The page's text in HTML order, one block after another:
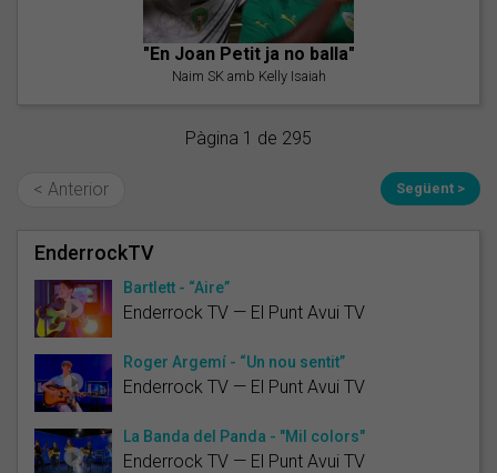
"En Joan Petit ja no balla"
Naim SK amb Kelly Isaiah
Pàgina 1 de 295
< Anterior Següent >
EnderrockTV
Bartlett - “Aire”
Enderrock TV — El Punt Avui TV
Roger Argemí - “Un nou sentit”
Enderrock TV — El Punt Avui TV
La Banda del Panda - "Mil colors"
Enderrock TV — El Punt Avui TV